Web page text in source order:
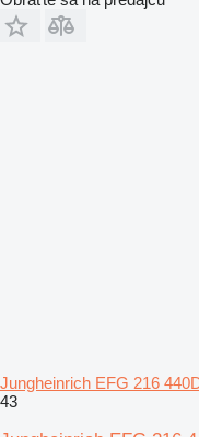
Jungheinrich EFG 216
43